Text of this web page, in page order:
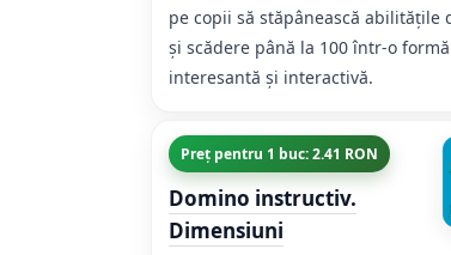
pe copii să stăpânească abilitățile
și scădere până la 100 într-o
interesantă și interactivă.
Preț pentru 1 buc: 2.41 RON
Domino instructiv.
Dimensiuni